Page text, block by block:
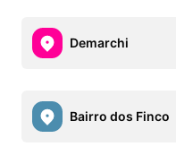
Demarchi
Bairro dos Finco